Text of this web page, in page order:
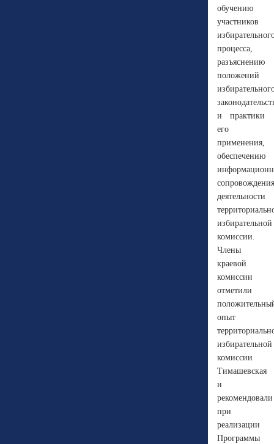
обучению
участников
процесса,
разъяснению
положений
и практики
его
применения,
обеспечению
сопровождения
деятельности
избирательной
комиссии.
Члены
краевой
комиссии
отметили
опыт
избирательной
комиссии
Тимашевская
и
рекомендовали
при
реализации
Программы